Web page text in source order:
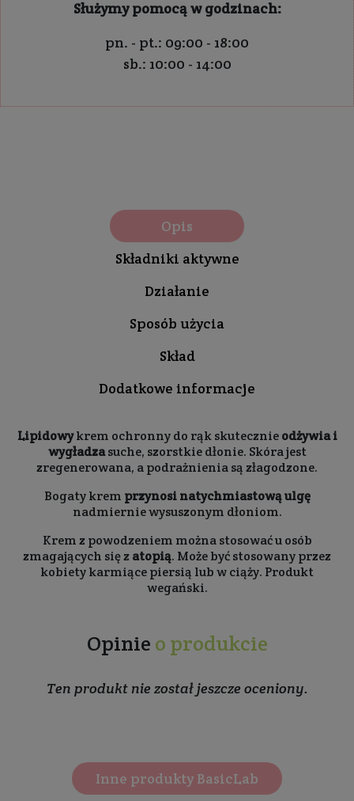
Służymy pomocą w godzinach:
pn. - pt.: 09:00 - 18:00
sb.: 10:00 - 14:00
Opis
Składniki aktywne
Działanie
Sposób użycia
Skład
Dodatkowe informacje
Lipidowykrem ochronny do rąk skutecznieodżywia i
wygładzasuche, szorstkie dłonie. Skóra jest
zregenerowana, a podrażnienia są złagodzone.
Bogaty krem przynosi natychmiastową ulgę
nadmiernie wysuszonym dłoniom.
Krem z powodzeniem można stosować u osób
zmagających się zatopią. Może być stosowany przez
kobiety karmiące piersią lub w ciąży. Produkt
wegański.
Opinie o produkcie
Ten produkt nie został jeszcze oceniony.
Inne produkty BasicLab